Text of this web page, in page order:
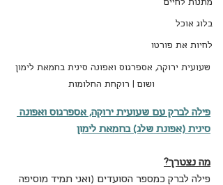
מתנות לחיים
בלוג אוכל
לחיות את פורטו
שעועית ירוקה, אספרגוס ואפונה סינית בחמאת לימון
ושום | רוקחת החלומות
פילה לברק עם שעועית ירוקה, אספרגוס ואפונה
סינית (אפונת שלג) בחמאת לימון
מה נצטרך?
פילה לברק כמספר הסועדים (ואני תמיד מוסיפה